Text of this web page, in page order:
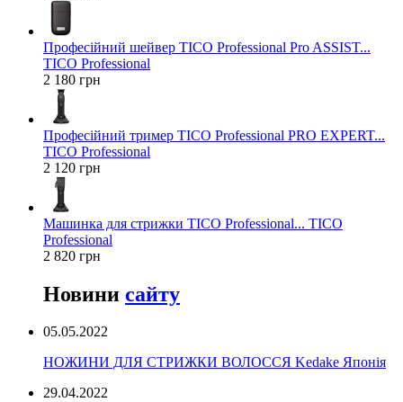
Професійний шейвер TICO Professional Pro ASSIST...
TICO Professional
2 180 грн
Професійний тример TICO Professional PRO EXPERT...
TICO Professional
2 120 грн
Машинка для стрижки TICO Professional... TICO
Professional
2 820 грн
Новини сайту
05.05.2022
НОЖИНИ ДЛЯ СТРИЖКИ ВОЛОССЯ Kedake Японія
29.04.2022